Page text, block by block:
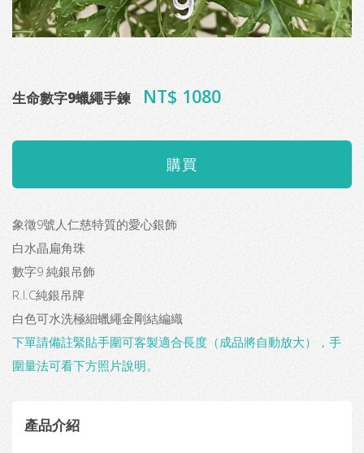
生命數字9蠟繩手鍊 NT$ 1080
象徵9號人仁慈特質的愛心銀飾
白水晶扁角珠
數字9 純銀吊飾
R.I.C純銀吊牌
白色可水洗極細蠟繩金剛結編織
下單請備註緊貼手圍可客製適合長度（成品將自動放大），手
圍量法可看下方照片說明。
產品介紹